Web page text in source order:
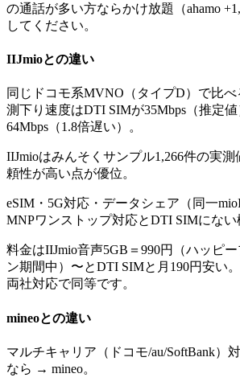
の通話が多い方ならかけ放題（ahamo
してください。
IIJmioとの違い
同じドコモ系MVNO（タイプD）で比
測下り速度はDTI SIMが35Mbps（推定
64Mbps（1.8倍遅い）。
IIJmioはみんそくサンプル1,266件の実
頼性が高い点が優位。
eSIM・5G対応・データシェア（同一
MNPワンストップ対応とDTI SIMにない
料金はIIJmio音声5GB＝990円（ハッピ
ン期間中）〜とDTI SIMと月190円安い
両社対応で同等です。
mineoとの違い
マルチキャリア（ドコモ/au/SoftBank）
なら → mineo。